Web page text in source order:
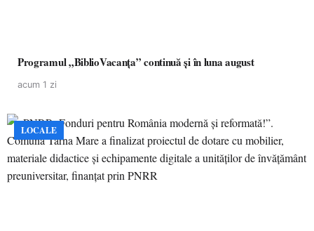
Programul „BiblioVacanța” continuă și în luna august
acum 1 zi
LOCALE